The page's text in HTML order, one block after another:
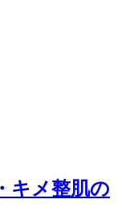
キメ整肌の